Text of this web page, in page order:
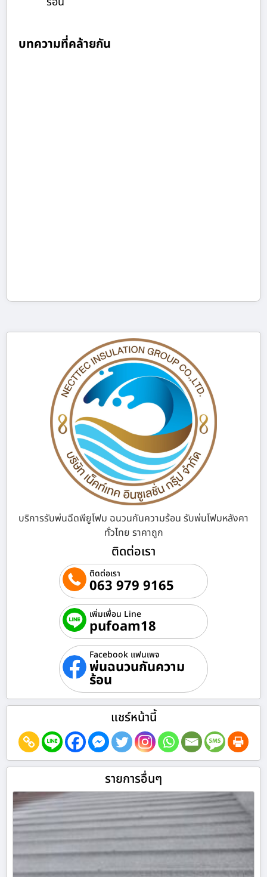
บทความที่คล้ายกัน
บริการรับพ่นฉีดพียูโฟม ฉนวนกันความร้อน รับพ่นโฟมหลังคา
ทั่วไทย ราคาถูก
ติดต่อเรา
ติดต่อเรา
063 979 9165
เพิ่มเพื่อน Line
pufoam18
Facebook แฟนเพจ
พ่นฉนวนกันความ
ร้อน
แชร์หน้านี้
รายการอื่นๆ